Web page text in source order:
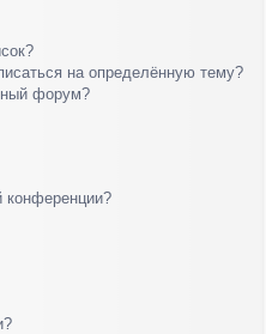
на определённую тему?
форум?
конференции?